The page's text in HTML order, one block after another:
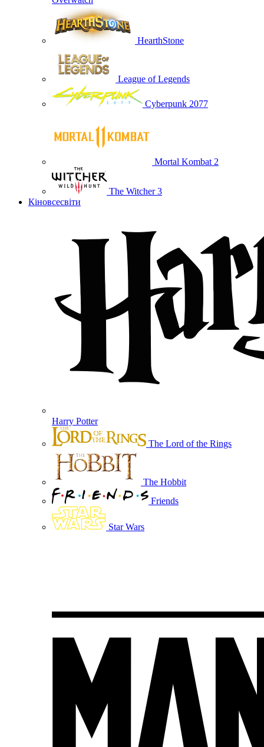
HearthStone
League of Legends
Cyberpunk 2077
Mortal Kombat 2
The Witcher 3
Кіновсесвіти
Harry Potter
The Lord of the Rings
The Hobbit
Friends
Star Wars